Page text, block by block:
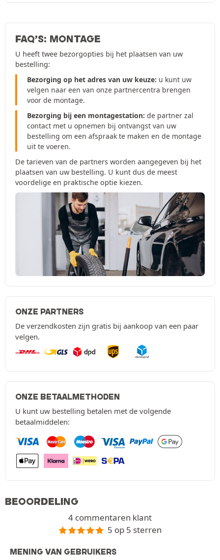
FAQ’S: MONTAGE
U heeft twee bezorgopties bij het plaatsen van uw
bestelling:
Bezorging op het adres van uw keuze: u kunt uw
velgen naar een van onze partnercentra brengen
voor de montage.
Bezorging bij een montagestation: de partner zal
contact met u opnemen bij ontvangst van uw
bestelling om een afspraak te maken en de montage
uit te voeren.
De tarieven van de partners worden aangegeven bij het
plaatsen van uw bestelling. U kunt dus de meest
voordelige en praktische optie kiezen.
ONZE PARTNERS
De verzendkosten zijn gratis bij aankoop van een paar
velgen.
ONZE BETAALMETHODEN
U kunt uw bestelling betalen met de volgende
betaalmiddelen:
BEOORDELING
4 commentaren klant
5 op 5 sterren
MENING VAN GEBRUIKERS